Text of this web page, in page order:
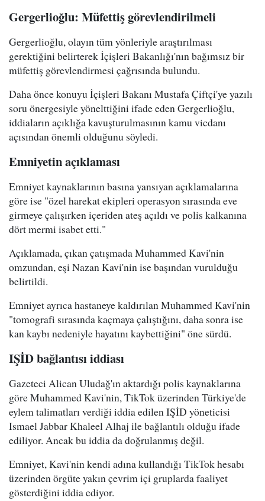
Gergerlioğlu: Müfettiş görevlendirilmeli
Gergerlioğlu, olayın tüm yönleriyle araştırılması
gerektiğini belirterek İçişleri Bakanlığı'nın bağımsız bir
müfettiş görevlendirmesi çağrısında bulundu.
Daha önce konuyu İçişleri Bakanı Mustafa Çiftçi'ye yazılı
soru önergesiyle yönelttiğini ifade eden Gergerlioğlu,
iddiaların açıklığa kavuşturulmasının kamu vicdanı
açısından önemli olduğunu söyledi.
Emniyetin açıklaması
Emniyet kaynaklarının basına yansıyan açıklamalarına
göre ise "özel harekat ekipleri operasyon sırasında eve
girmeye çalışırken içeriden ateş açıldı ve polis kalkanına
dört mermi isabet etti."
Açıklamada, çıkan çatışmada Muhammed Kavi'nin
omzundan, eşi Nazan Kavi'nin ise başından vurulduğu
belirtildi.
Emniyet ayrıca hastaneye kaldırılan Muhammed Kavi'nin
"tomografi sırasında kaçmaya çalıştığını, daha sonra ise
kan kaybı nedeniyle hayatını kaybettiğini" öne sürdü.
IŞİD bağlantısı iddiası
Gazeteci Alican Uludağ'ın aktardığı polis kaynaklarına
göre Muhammed Kavi'nin, TikTok üzerinden Türkiye'de
eylem talimatları verdiği iddia edilen IŞİD yöneticisi
Ismael Jabbar Khaleel Alhaj ile bağlantılı olduğu ifade
ediliyor. Ancak bu iddia da doğrulanmış değil.
Emniyet, Kavi'nin kendi adına kullandığı TikTok hesabı
üzerinden örgüte yakın çevrim içi gruplarda faaliyet
gösterdiğini iddia ediyor.